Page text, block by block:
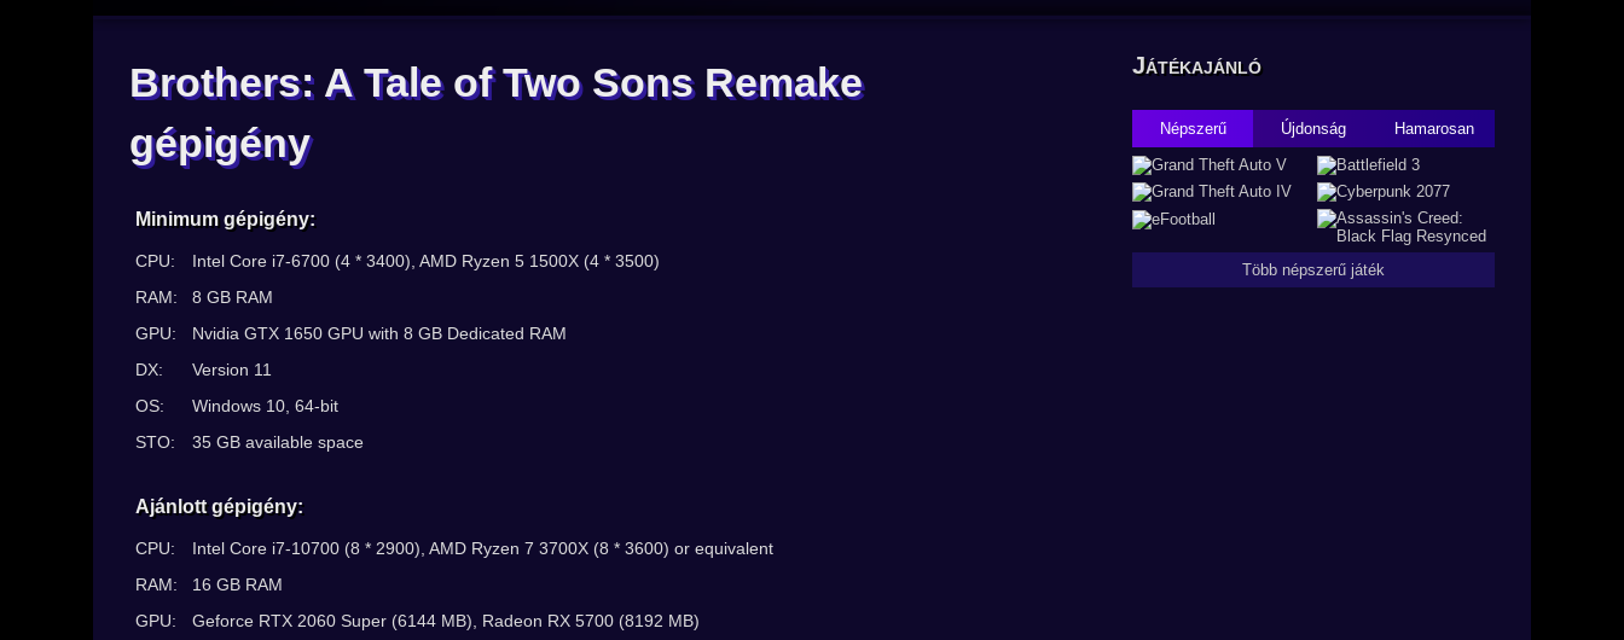
Brothers: A Tale of Two Sons Remake
gépigény
Minimum gépigény:
CPU:
Intel Core i7-6700 (4 * 3400), AMD Ryzen 5 1500X (4 * 3500)
RAM:
8 GB RAM
GPU:
Nvidia GTX 1650 GPU with 8 GB Dedicated RAM
DX:
Version 11
OS:
Windows 10, 64-bit
STO:
35 GB available space
Ajánlott gépigény:
CPU:
Intel Core i7-10700 (8 * 2900), AMD Ryzen 7 3700X (8 * 3600) or equivalent
RAM:
16 GB RAM
GPU:
Geforce RTX 2060 Super (6144 MB), Radeon RX 5700 (8192 MB)
Játékajánló
Népszerű Újdonság Hamarosan
Több népszerű játék